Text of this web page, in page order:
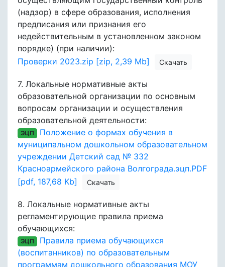
(надзор) в сфере образования, исполнения
предписания или признания его
недействительным в установленном законом
порядке) (при наличии):
Проверки 2023.zip [zip, 2,39 Mb]
Скачать
7. Локальные нормативные акты
образовательной организации по основным
вопросам организации и осуществления
образовательной деятельности:
ЭЦП
Положение о формах обучения в
муниципальном дошкольном образовательном
учреждении Детский сад № 332
Красноармейского района Волгограда.эцп.PDF
[pdf, 187,68 Kb]
Скачать
8. Локальные нормативные акты
регламентирующие правила приема
обучающихся:
ЭЦП
Правила приема обучающихся
(воспитанников) по образовательным
программам дошкольного образования МОУ